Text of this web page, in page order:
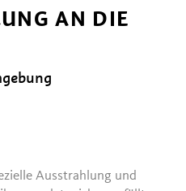
AN DIE
Ausstrahlung und